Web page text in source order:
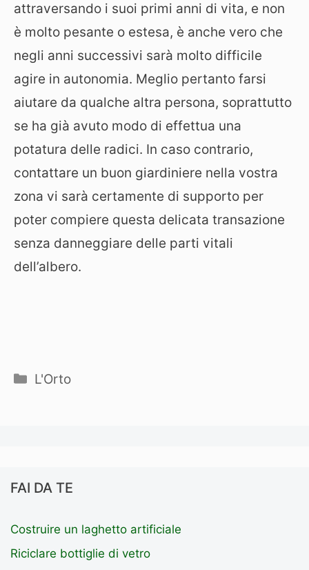
attraversando i suoi primi anni di vita, e non
è molto pesante o estesa, è anche vero che
negli anni successivi sarà molto difficile
agire in autonomia. Meglio pertanto farsi
aiutare da qualche altra persona, soprattutto
se ha già avuto modo di effettua una
potatura delle radici. In caso contrario,
contattare un buon giardiniere nella vostra
zona vi sarà certamente di supporto per
poter compiere questa delicata transazione
senza danneggiare delle parti vitali
dell’albero.
Categorie
L'Orto
FAI DA TE
Costruire un laghetto artificiale
Riciclare bottiglie di vetro